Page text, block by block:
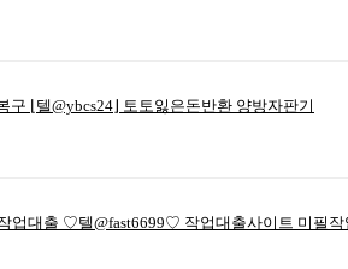
구 ⌊텔@ybcs24⌋ 토토잃은돈반환 양방자판기
업대출 ♡텔@fast6699♡ 작업대출사이트 미필작